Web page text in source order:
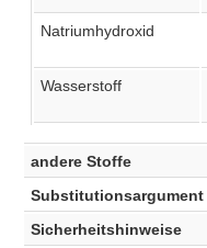
Natriumhydroxid
Wasserstoff
andere Stoffe
Substitutionsargument
Sicherheitshinweise